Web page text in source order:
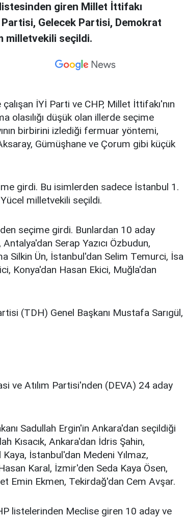
giren Millet İttifakı
Gelecek Partisi, Demokrat
milletvekili seçildi.
İYİ Parti ve CHP, Millet İttifakı'nın
olasılığı düşük olan illerde seçime
birbirini izlediği fermuar yöntemi,
Gümüşhane ve Çorum gibi küçük
girdi. Bu isimlerden sadece İstanbul 1.
milletvekili seçildi.
seçime girdi. Bunlardan 10 aday
Serap Yazıcı Özbudun,
Silkin Ün, İstanbul'dan Selim Temurci, İsa
Konya'dan Hasan Ekici, Muğla'dan
(TDH) Genel Başkanı Mustafa Sarıgül,
ve Atılım Partisi'nden (DEVA) 24 aday
Sadullah Ergin'in Ankara'dan seçildiği
Kısacık, Ankara'dan İdris Şahin,
İstanbul'dan Medeni Yılmaz,
Karal, İzmir'den Seda Kaya Ösen,
Emin Ekmen, Tekirdağ'dan Cem Avşar.
listelerinden Meclise giren 10 aday ve